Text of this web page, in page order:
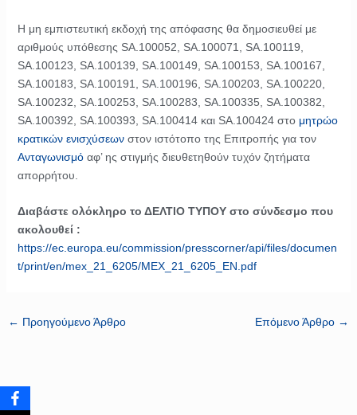
Η μη εμπιστευτική εκδοχή της απόφασης θα δημοσιευθεί με
αριθμούς υπόθεσης SA.100052, SA.100071, SA.100119,
SA.100123, SA.100139, SA.100149, SA.100153, SA.100167,
SA.100183, SA.100191, SA.100196, SA.100203, SA.100220,
SA.100232, SA.100253, SA.100283, SA.100335, SA.100382,
SA.100392, SA.100393, SA.100414 και SA.100424 στο μητρώο
κρατικών ενισχύσεωνστον ιστότοπο της Επιτροπής για τον
Ανταγωνισμόαφ’ ης στιγμής διευθετηθούν τυχόν ζητήματα
απορρήτου.
Διαβάστε ολόκληρο το ΔΕΛΤΙΟ ΤΥΠΟΥ στο σύνδεσμο που
ακολουθεί :
https://ec.europa.eu/commission/presscorner/api/files/documen
t/print/en/mex_21_6205/MEX_21_6205_EN.pdf
← Προηγούμενο Άρθρο Επόμενο Άρθρο →